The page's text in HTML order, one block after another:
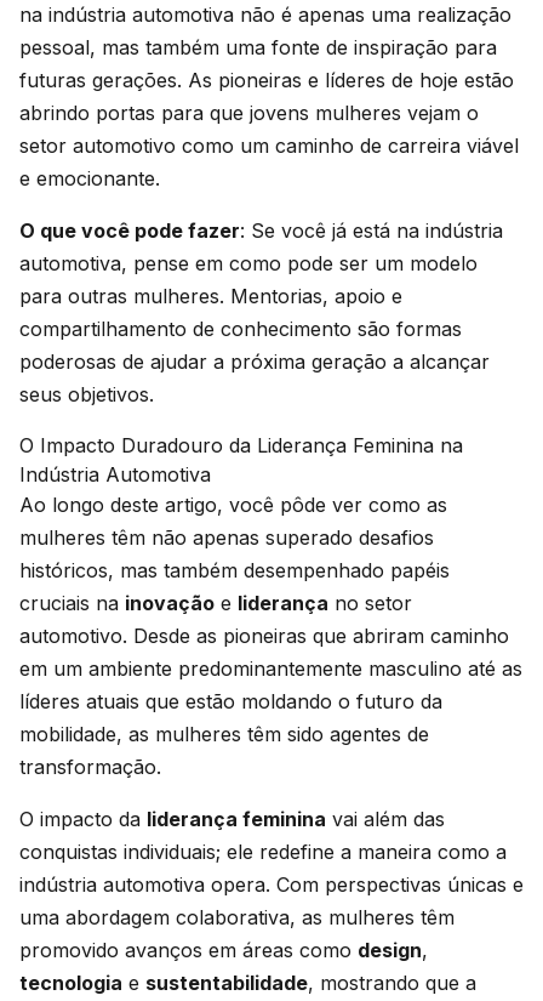
na indústria automotiva não é apenas uma realização
pessoal, mas também uma fonte de inspiração para
futuras gerações. As pioneiras e líderes de hoje estão
abrindo portas para que jovens mulheres vejam o
setor automotivo como um caminho de carreira viável
e emocionante.
O que você pode fazer: Se você já está na indústria
automotiva, pense em como pode ser um modelo
para outras mulheres. Mentorias, apoio e
compartilhamento de conhecimento são formas
poderosas de ajudar a próxima geração a alcançar
seus objetivos.
O Impacto Duradouro da Liderança Feminina na
Indústria Automotiva
Ao longo deste artigo, você pôde ver como as
mulheres têm não apenas superado desafios
históricos, mas também desempenhado papéis
cruciais na inovação e liderança no setor
automotivo. Desde as pioneiras que abriram caminho
em um ambiente predominantemente masculino até as
líderes atuais que estão moldando o futuro da
mobilidade, as mulheres têm sido agentes de
transformação.
O impacto da liderança feminina vai além das
conquistas individuais; ele redefine a maneira como a
indústria automotiva opera. Com perspectivas únicas e
uma abordagem colaborativa, as mulheres têm
promovido avanços em áreas como design,
tecnologia e sustentabilidade, mostrando que a